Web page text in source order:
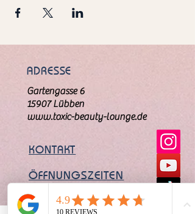
ADRESSE
Gartengasse 6
15907 Lübben
www.toxic-beauty-lounge.de
KONTAKT
ÖFFNUNGSZEITEN